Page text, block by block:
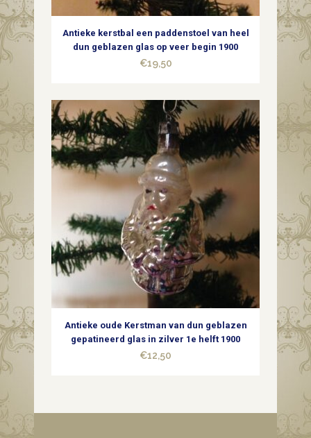
Antieke kerstbal een paddenstoel van heel
dun geblazen glas op veer begin 1900
€19,50
Antieke oude Kerstman van dun geblazen
gepatineerd glas in zilver 1e helft 1900
€12,50